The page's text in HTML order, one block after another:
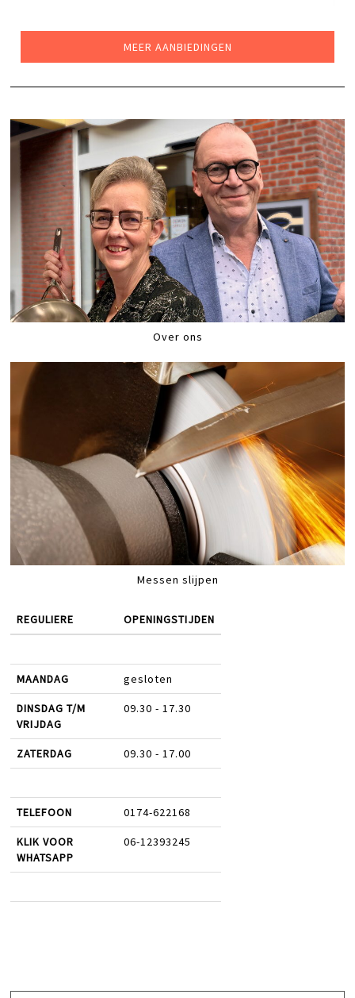
MEER AANBIEDINGEN
Over ons
Messen slijpen
REGULIERE OPENINGSTIJDEN
MAANDAG gesloten
DINSDAG T/M
VRIJDAG
09.30 - 17.30
ZATERDAG 09.30 - 17.00
TELEFOON 0174-622168
KLIK VOOR
WHATSAPP
06-12393245